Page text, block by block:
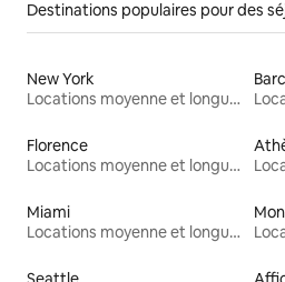
Destinations populaires pour des
New York
Locations moyenne et longue durée
Florence
Locations moyenne et longue durée
Miami
Locations moyenne et longue durée